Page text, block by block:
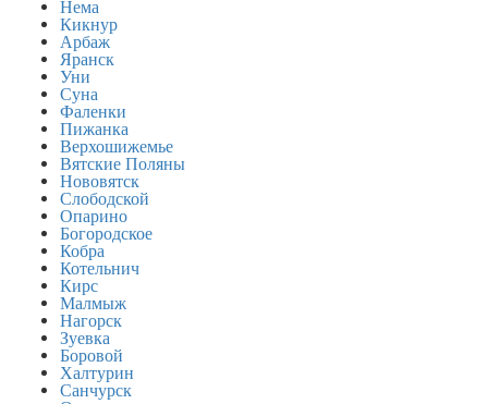
Нема
Кикнур
Арбаж
Яранск
Уни
Суна
Фаленки
Пижанка
Верхошижемье
Вятские Поляны
Нововятск
Слободской
Опарино
Богородское
Кобра
Котельнич
Кирс
Малмыж
Нагорск
Зуевка
Боровой
Халтурин
Санчурск